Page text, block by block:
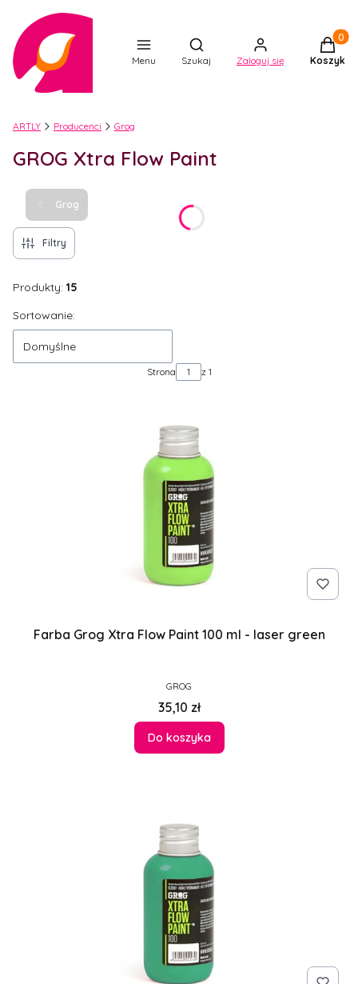
Menu
Otwórz wyszukiwarkę
Szukaj Zaloguj się Koszyk
ARTLY Producenci Grog
GROG Xtra Flow Paint
Grog
Filtry
Produkty: 15
Lista produktów
Sortowanie:
Domyślne
Strona z 1
Farba Grog Xtra Flow Paint 100 ml - laser green
PRODUCENT
GROG
Cena
35,10 zł
Do koszyka